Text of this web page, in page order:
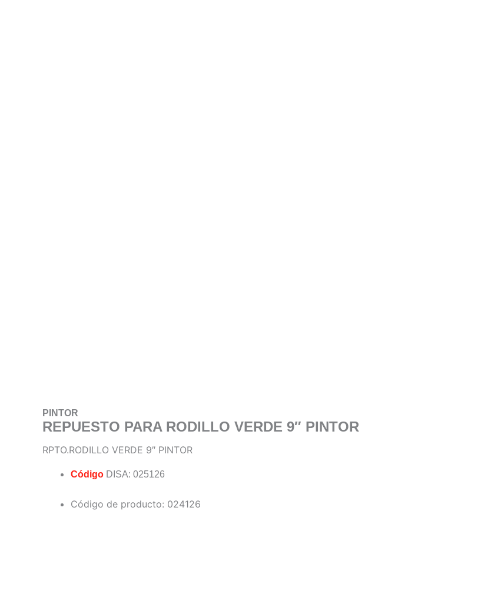
PINTOR
REPUESTO PARA RODILLO VERDE 9″ PINTOR
RPTO.RODILLO VERDE 9″ PINTOR
Código DISA: 025126
Código de producto: 024126